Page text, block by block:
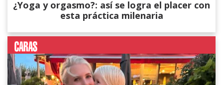
¿Yoga y orgasmo?: así se logra el placer con
esta práctica milenaria